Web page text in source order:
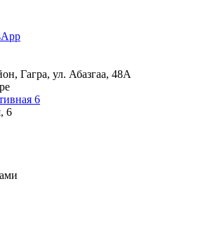
Гагра, ул. Абазгаа, 48А
6
6